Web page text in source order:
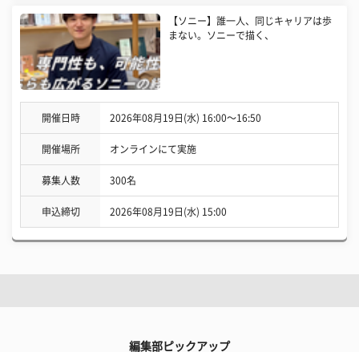
【ソニー】誰一人、同じキャリアは歩
まない。ソニーで描く、
開催日時 2026年08月19日(水) 16:00〜16:50
開催場所 オンラインにて実施
募集人数 300名
申込締切 2026年08月19日(水) 15:00
編集部ピックアップ